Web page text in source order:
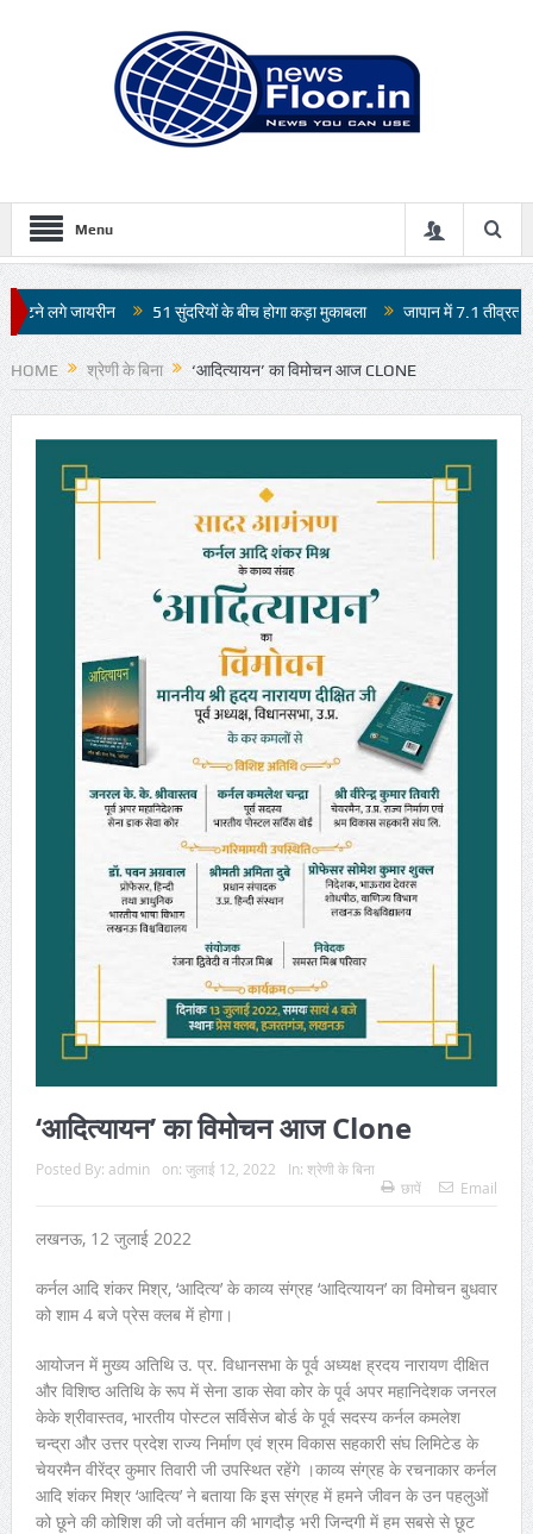
Menu
51 सुंदरियों के बीच होगा कड़ा मुकाबला जापान में 7.1 तीव्रता के भूकंप से भारी तबाही
HOME श्रेणी के बिना ‘आदित्यायन’ का विमोचन आज CLONE
‘आदित्यायन’ का विमोचन आज Clone
Posted By: admin on: जुलाई 12, 2022 In: श्रेणी के बिना
छापें
Email
लखनऊ, 12 जुलाई 2022
कर्नल आदि शंकर मिश्र, ‘आदित्य’ के काव्य संग्रह ‘आदित्यायन’ का विमोचन बुधवार
को शाम 4 बजे प्रेस क्लब में होगा।
आयोजन में मुख्य अतिथि उ. प्र. विधानसभा के पूर्व अध्यक्ष ह्रदय नारायण दीक्षित
और विशिष्ठ अतिथि के रूप में सेना डाक सेवा कोर के पूर्व अपर महानिदेशक जनरल
केके श्रीवास्तव, भारतीय पोस्टल सर्विसेज बोर्ड के पूर्व सदस्य कर्नल कमलेश
चन्द्रा और उत्तर प्रदेश राज्य निर्माण एवं श्रम विकास सहकारी संघ लिमिटेड के
चेयरमैन वीरेंद्र कुमार तिवारी जी उपस्थित रहेंगे ।काव्य संग्रह के रचनाकार कर्नल
आदि शंकर मिश्र ‘आदित्य’ ने बताया कि इस संग्रह में हमने जीवन के उन पहलुओं
को छूने की कोशिश की जो वर्तमान की भागदौड़ भरी जिन्दगी में हम सबसे से छूट